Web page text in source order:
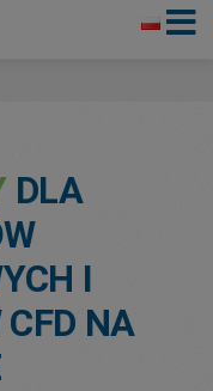
DLA
I
NA